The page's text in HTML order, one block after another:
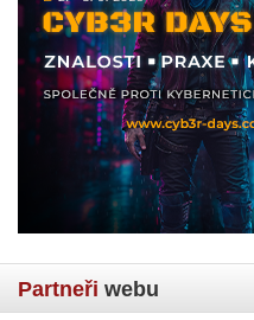
Partneři webu